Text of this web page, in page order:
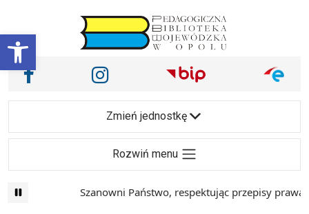
Otwórz pasek narzędzi
Main Navigation
Nasze media społecznościowe i inne
Facebook Instagram
Zmień jednostkę
Rozwiń menu
Szanowni Państwo, respektując przepisy prawa i